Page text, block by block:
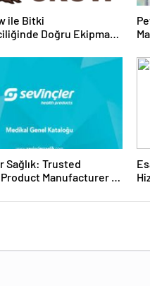
ile Bitki
Doğru Ekipman
Sağlık: Trusted
Manufacturer in